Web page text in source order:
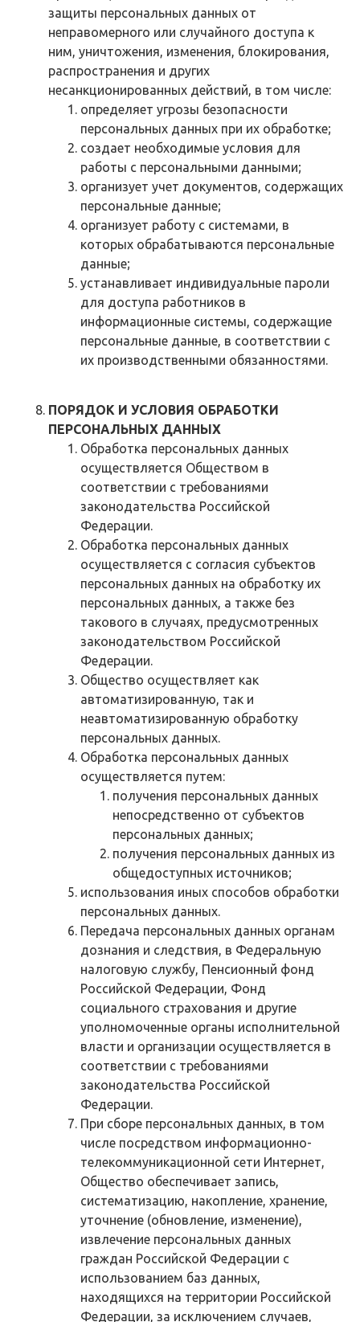
защиты персональных данных от
неправомерного или случайного доступа к
ним, уничтожения, изменения, блокирования,
распространения и других
несанкционированных действий, в том числе:
определяет угрозы безопасности
персональных данных при их обработке;
создает необходимые условия для
работы с персональными данными;
организует учет документов, содержащих
персональные данные;
организует работу с системами, в
которых обрабатываются персональные
данные;
устанавливает индивидуальные пароли
для доступа работников в
информационные системы, содержащие
персональные данные, в соответствии с
их производственными обязанностями.
ПОРЯДОК И УСЛОВИЯ ОБРАБОТКИ
ПЕРСОНАЛЬНЫХ ДАННЫХ
Обработка персональных данных
осуществляется Обществом в
соответствии с требованиями
законодательства Российской
Федерации.
Обработка персональных данных
осуществляется с согласия субъектов
персональных данных на обработку их
персональных данных, а также без
такового в случаях, предусмотренных
законодательством Российской
Федерации.
Общество осуществляет как
автоматизированную, так и
неавтоматизированную обработку
персональных данных.
Обработка персональных данных
осуществляется путем:
получения персональных данных
непосредственно от субъектов
персональных данных;
получения персональных данных из
общедоступных источников;
использования иных способов обработки
персональных данных.
Передача персональных данных органам
дознания и следствия, в Федеральную
налоговую службу, Пенсионный фонд
Российской Федерации, Фонд
социального страхования и другие
уполномоченные органы исполнительной
власти и организации осуществляется в
соответствии с требованиями
законодательства Российской
Федерации.
При сборе персональных данных, в том
числе посредством информационно-
телекоммуникационной сети Интернет,
Общество обеспечивает запись,
систематизацию, накопление, хранение,
уточнение (обновление, изменение),
извлечение персональных данных
граждан Российской Федерации с
использованием баз данных,
находящихся на территории Российской
Федерации, за исключением случаев,